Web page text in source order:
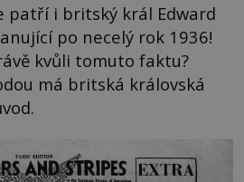
patří i britský král Edward
po necelý rok 1936!
kvůli tomuto faktu?
má britská královská